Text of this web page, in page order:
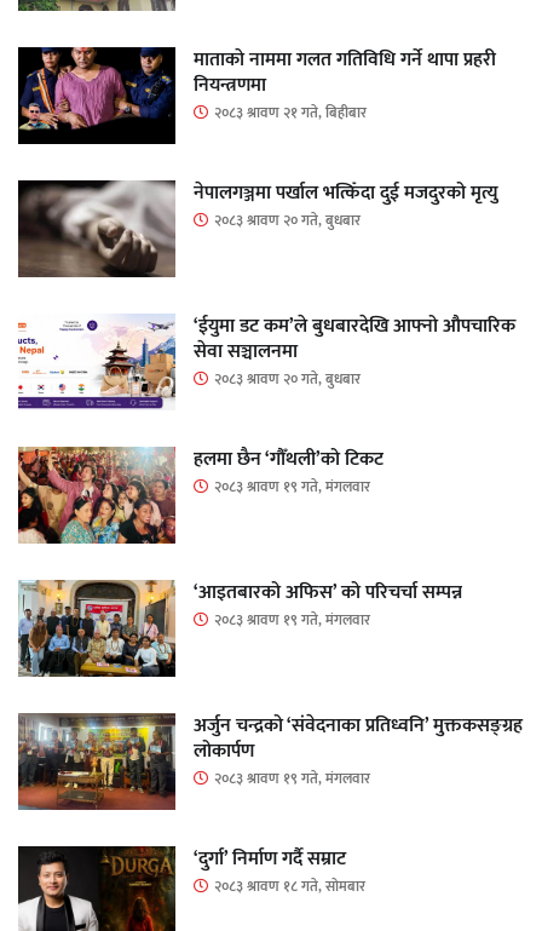
माताकाे नाममा गलत गतिविधि गर्ने थापा प्रहरी
नियन्त्रणमा
२०८३ श्रावण २१ गते, बिहीबार
नेपालगञ्जमा पर्खाल भत्किँदा दुई मजदुरको मृत्यु
२०८३ श्रावण २० गते, बुधबार
‘ईयुमा डट कम’ले बुधबारदेखि आफ्नो औपचारिक
सेवा सञ्चालनमा
२०८३ श्रावण २० गते, बुधबार
हलमा छैन ‘गौँथली’को टिकट
२०८३ श्रावण १९ गते, मंगलवार
‘आइतबारको अफिस’ को परिचर्चा सम्पन्न
२०८३ श्रावण १९ गते, मंगलवार
अर्जुन चन्द्रको ‘संवेदनाका प्रतिध्वनि’ मुक्तकसङ्ग्रह
लोकार्पण
२०८३ श्रावण १९ गते, मंगलवार
‘दुर्गा’ निर्माण गर्दै सम्राट
२०८३ श्रावण १८ गते, सोमबार